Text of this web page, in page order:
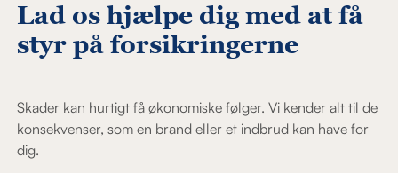
Lad os hjælpe dig med at få
styr på forsikringerne
Skader kan hurtigt få økonomiske følger. Vi kender alt til de
konsekvenser, som en brand eller et indbrud kan have for
dig.